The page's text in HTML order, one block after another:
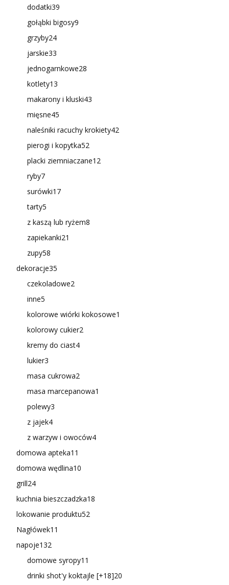
dodatki39
gołąbki bigosy9
grzyby24
jarskie33
jednogarnkowe28
kotlety13
makarony i kluski43
mięsne45
naleśniki racuchy krokiety42
pierogi i kopytka52
placki ziemniaczane12
ryby7
surówki17
tarty5
z kaszą lub ryżem8
zapiekanki21
zupy58
dekoracje35
czekoladowe2
inne5
kolorowe wiórki kokosowe1
kolorowy cukier2
kremy do ciast4
lukier3
masa cukrowa2
masa marcepanowa1
polewy3
z jajek4
z warzyw i owoców4
domowa apteka11
domowa wędlina10
grill24
kuchnia bieszczadzka18
lokowanie produktu52
Nagłówek11
napoje132
domowe syropy11
drinki shot'y koktajle [+18]20